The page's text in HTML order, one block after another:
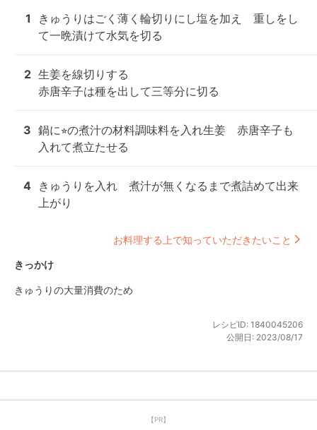
1
きゅうりはごく薄く輪切りにし塩を加え　重しをし
て一晩漬けて水気を切る
2 生姜を線切りする
赤唐辛子は種を出して三等分に切る
3 鍋に⭐︎の煮汁の材料調味料を入れ生姜　赤唐辛子も
入れて煮立たせる
4
きゅうりを入れ　煮汁が無くなるまで煮詰めて出来
上がり
お料理する上で知っていただきたいこと
きっかけ
きゅうりの大量消費のため
レシピID: 1840045206
公開日: 2023/08/17
【PR】